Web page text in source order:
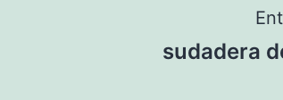
sudadera